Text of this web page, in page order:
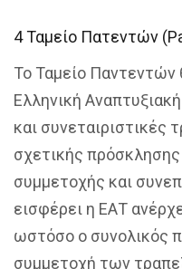
4 Ταμείο Πατεντών
Το Ταμείο Παντεντών
Ελληνική
και συνεταιριστικές
σχετικής
συμμετοχής και
εισφέρει η ΕΑΤ
ωστόσο ο συνολικός
συμμετοχή των